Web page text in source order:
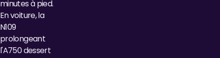
minutes à pied.
En voiture, la
N109
prolongeant
l'A750 dessert